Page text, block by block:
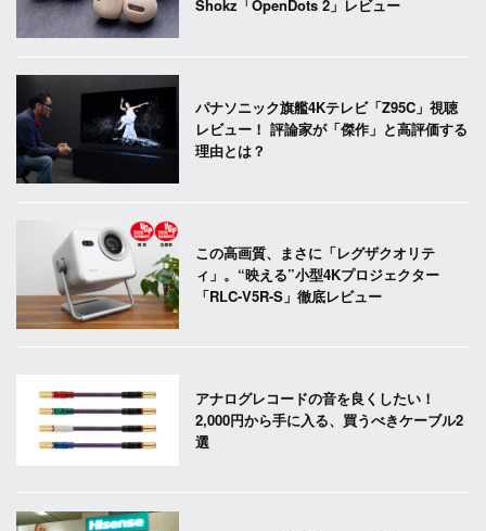
Shokz「OpenDots 2」レビュー
パナソニック旗艦4Kテレビ「Z95C」視聴
レビュー！ 評論家が「傑作」と高評価する
理由とは？
この高画質、まさに「レグザクオリテ
ィ」。“映える”小型4Kプロジェクター
「RLC-V5R-S」徹底レビュー
アナログレコードの音を良くしたい！
2,000円から手に入る、買うべきケーブル2
選